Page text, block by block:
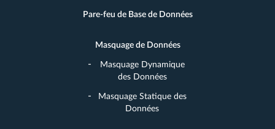
Pare-feu de Base de Données
Masquage de Données
Masquage Dynamique
des Données
Masquage Statique des
Données